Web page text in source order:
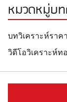
หมวดหมู่บ
บทวิเคราะห์ราค
วิดีโอวิเคราะห์ท